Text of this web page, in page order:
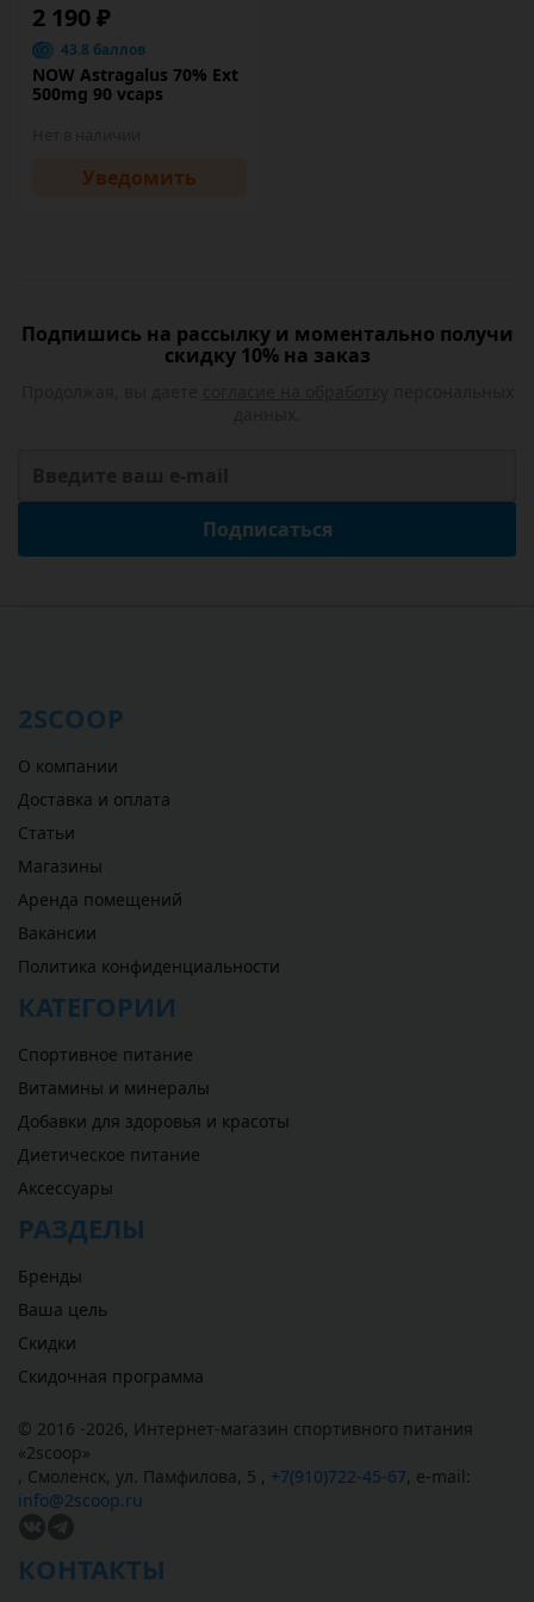
2 190 ₽
43.8 баллов
NOW Astragalus 70% Ext
500mg 90 vcaps
Уведомить
Подпишись на рассылку и моментально получи
скидку 10% на заказ
Подписаться
2SCOOP
О компании
Доставка и оплата
Статьи
Магазины
Аренда помещений
Вакансии
Политика конфиденциальности
КАТЕГОРИИ
Спортивное питание
Витамины и минералы
Добавки для здоровья и красоты
Диетическое питание
Аксессуары
РАЗДЕЛЫ
Бренды
Ваша цель
Скидки
Скидочная программа
© 2016 -2026, Интернет-магазин спортивного питания
«2scoop»
, Смоленск, ул. Памфилова, 5 , +7(910)722-45-67, e-mail:
info@2scoop.ru
КОНТАКТЫ